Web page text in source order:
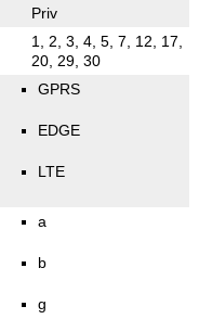
Priv
1, 2, 3, 4, 5, 7, 12, 17,
20, 29, 30
GPRS
EDGE
LTE
a
b
g